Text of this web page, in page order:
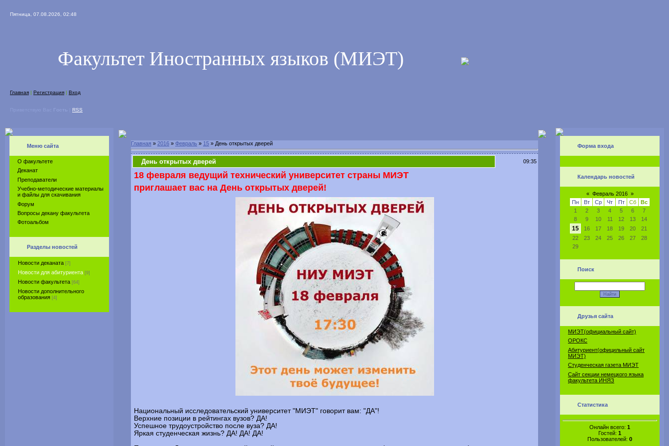
Пятница, 07.08.2026, 02:48
Факультет Иностранных языков (МИЭТ)
Главная | Регистрация | Вход
RSS
Меню сайта
О факультете
Деканат
Преподаватели
Учебно-методические материалы
и файлы для скачивания
Форум
Вопросы декану факультета
Фотоальбом
Разделы новостей
Новости деканата [7]
Новости для абитуриента [9]
Новости факультета [64]
Новости дополнительного
образования [4]
Главная » 2016 » Февраль » 15 » День открытых дверей
День открытых дверей 09:35
18 февраля ведущий технический университет страны МИЭТ
приглашает вас на День открытых дверей!
Национальный исследовательский университет "МИЭТ" говорит вам: "ДА"!
Верхние позиции в рейтингах вузов? ДА!
Успешное трудоустройство после вуза? ДА!
Яркая студенческая жизнь? ДА! ДА! ДА!
Форма входа
Календарь новостей
« Февраль 2016 »
Пн
Вт Ср Чт Пт Сб
Вс
1
2 3 4 5 6
7
8
9 10 11 12 13 14
15 16 17 18 19 20
21
22
23 24 25 26 27
28
29
Поиск
Друзья сайта
МИЭТ(официальный сайт)
ОРОКС
Абитуриент(официльный сайт
МИЭТ)
Студенческая газета МИЭТ
Сайт секции немецкого языка
факультета ИНЯЗ
Статистика
Онлайн всего: 1
Гостей: 1
Пользователей: 0